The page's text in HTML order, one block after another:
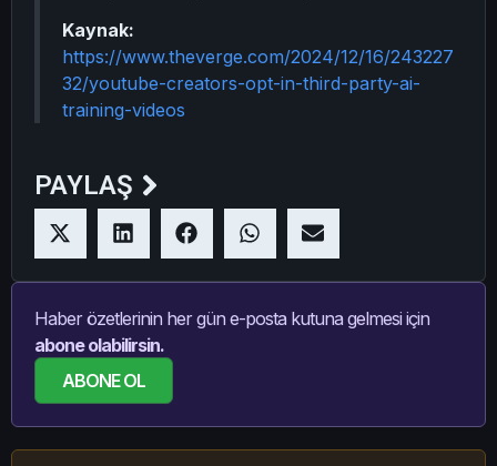
Kaynak:
https://www.theverge.com/2024/12/16/243227
32/youtube-creators-opt-in-third-party-ai-
training-videos
PAYLAŞ
Haber özetlerinin her gün e-posta kutuna gelmesi için
abone olabilirsin.
ABONE OL